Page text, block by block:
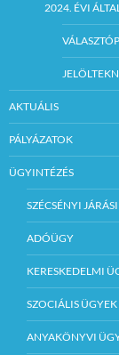
2024. ÉVI
AKTUÁLIS
PÁLYÁZATOK
ÜGYINTÉZÉS
SZÉCSÉNYI
ADÓÜGY
KERESKEDELMI
SZOCIÁLIS ÜGYEK
ANYAKÖNYVI